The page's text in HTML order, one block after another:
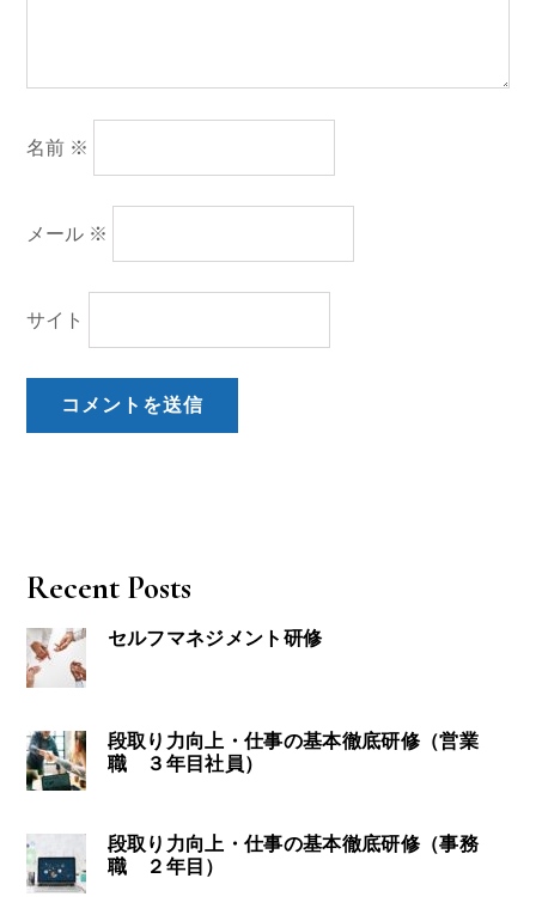
名前 ※
メール ※
サイト
Recent Posts
セルフマネジメント研修
段取り力向上・仕事の基本徹底研修（営業
職 ３年目社員）
段取り力向上・仕事の基本徹底研修（事務
職 ２年目）